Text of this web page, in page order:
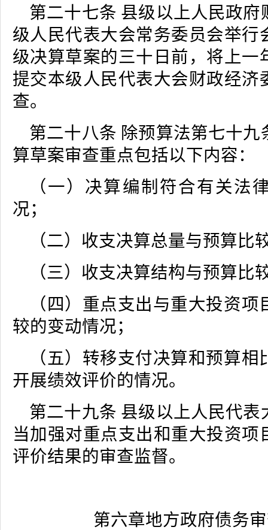
第二十七条 县级以上人民政府
级人民代表大会常务委员会举行
级决算草案的三十日前，将上一
提交本级人民代表大会财政经济
查。
第二十八条 除预算法第七十九
算草案审查重点包括以下内容：
（一）决算编制符合有关法
况；
（二）收支决算总量与预算比
（三）收支决算结构与预算比
（四）重点支出与重大投资
较的变动情况；
（五）转移支付决算和预算
开展绩效评价的情况。
第二十九条 县级以上人民代表
当加强对重点支出和重大投资项
评价结果的审查监督。
第六章地方政府债务